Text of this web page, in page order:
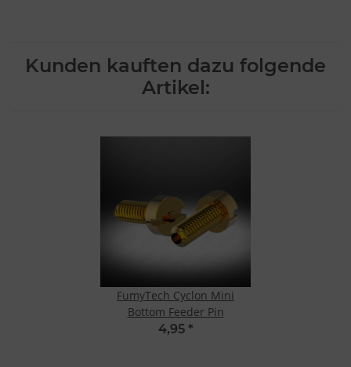
Kunden kauften dazu folgende
Artikel:
FumyTech Cyclon Mini
Bottom Feeder Pin
4,95 *